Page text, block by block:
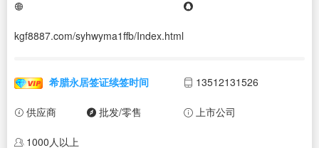
kgf8887.com/syhwyma1ffb/Index.html
希腊永居签证续签时间 13512131526
供应商 批发/零售 上市公司
1000人以上